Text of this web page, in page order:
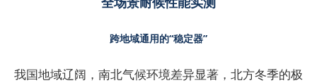
跨地域通用的“稳定器”
我国地域辽阔，南北气候环境差异显著，北方冬季的极